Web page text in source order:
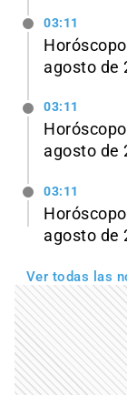
03:11
agosto de
03:11
agosto de
03:11
agosto de
Ver todas las